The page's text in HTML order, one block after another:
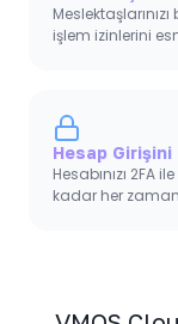
işlem izinlerini
Hesap Girişini
Hesabınızı 2FA
kadar her